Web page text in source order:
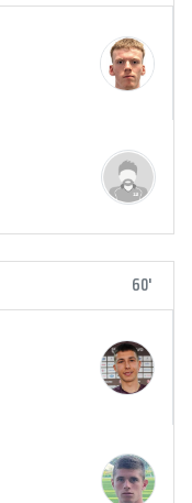
60'